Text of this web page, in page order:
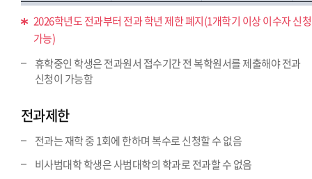
2026학년도 전과부터 전과 학년 제한 폐지(1개학기 이상 이수자 신청
가능)
휴학중인 학생은 전과원서 접수기간 전 복학원서를 제출해야 전과
신청이 가능함
전과제한
전과는 재학 중 1회에 한하며 복수로 신청할 수 없음
비사범대학 학생은 사범대학의 학과로 전과할 수 없음